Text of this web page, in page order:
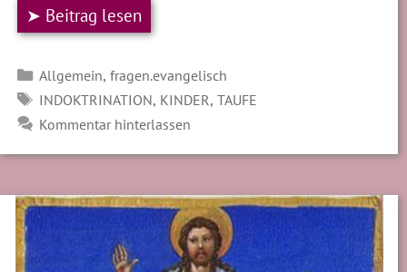
➤ Beitrag lesen
Kategorien
Allgemein, fragen.evangelisch
SCHLAGWÖRTER
INDOKTRINATION, KINDER, TAUFE
Kommentar hinterlassen